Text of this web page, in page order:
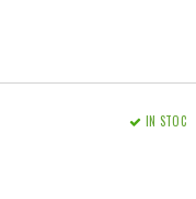
IN STOC